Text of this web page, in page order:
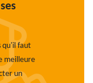
qu'il faut
meilleure
un